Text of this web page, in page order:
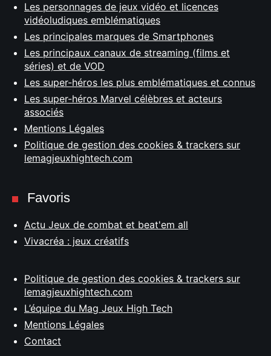
Les personnages de jeux vidéo et licences
vidéoludiques emblématiques
Les principales marques de Smartphones
Les principaux canaux de streaming (films et
séries) et de VOD
Les super-héros les plus emblématiques et connus
Les super-héros Marvel célèbres et acteurs
associés
Mentions Légales
Politique de gestion des cookies & trackers sur
lemagjeuxhightech.com
Favoris
Actu Jeux de combat et beat'em all
Vivacréa : jeux créatifs
Politique de gestion des cookies & trackers sur
lemagjeuxhightech.com
L’équipe du Mag Jeux High Tech
Mentions Légales
Contact